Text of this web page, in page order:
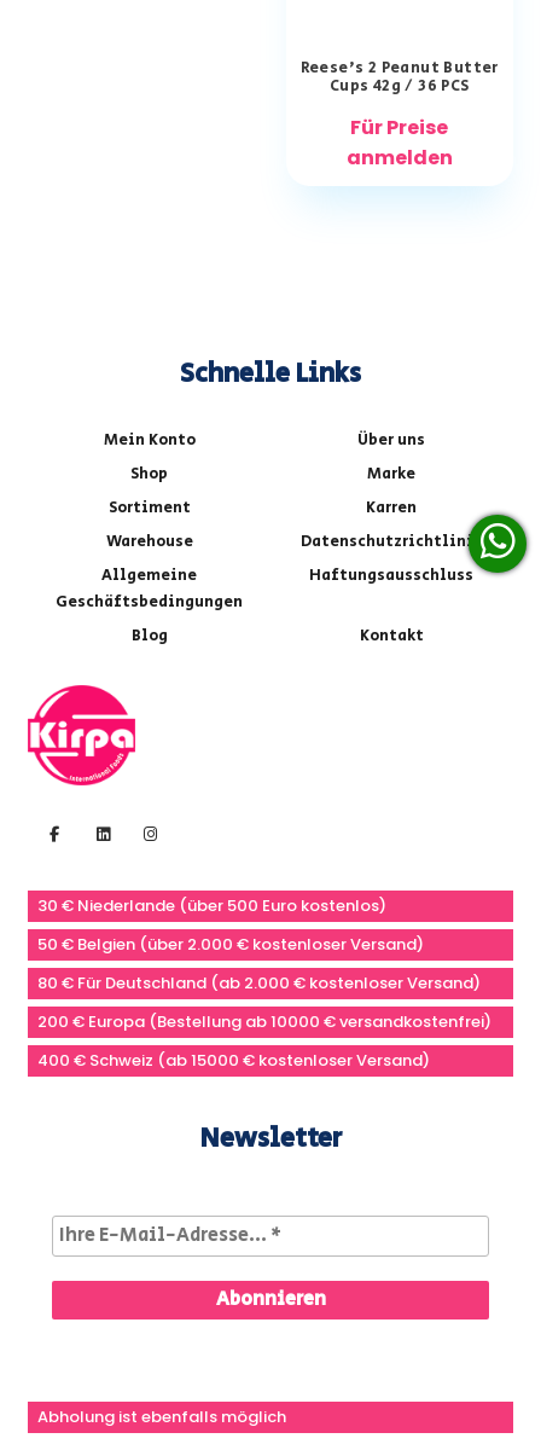
Reese’s 2 Peanut Butter
Cups 42g / 36 PCS
Für Preise
anmelden
Schnelle Links
Mein Konto
Über uns
Shop
Marke
Sortiment
Karren
Warehouse
Datenschutzrichtlinie
Allgemeine
Geschäftsbedingungen
Haftungsausschluss
Blog Kontakt
30 € Niederlande (über 500 Euro kostenlos)
50 € Belgien (über 2.000 € kostenloser Versand)
80 € Für Deutschland (ab 2.000 € kostenloser Versand)
200 € Europa (Bestellung ab 10000 € versandkostenfrei)
400 € Schweiz (ab 15000 € kostenloser Versand)
Newsletter
Abholung ist ebenfalls möglich